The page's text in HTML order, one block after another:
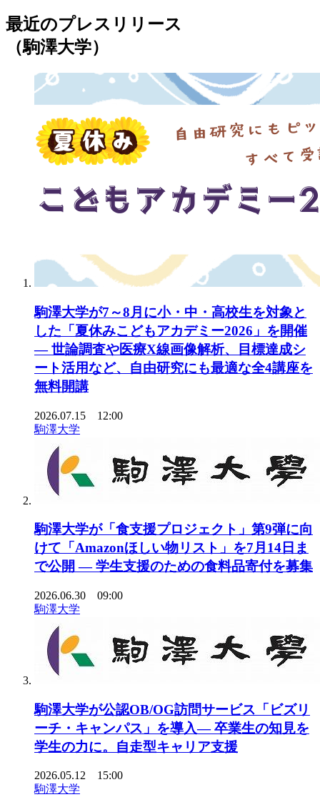
最近のプレスリリース
（駒澤大学）
駒澤大学が7～8月に小・中・高校生を対象と
した「夏休みこどもアカデミー2026」を開催
— 世論調査や医療X線画像解析、目標達成シ
ート活用など、自由研究にも最適な全4講座を
無料開講
2026.07.15 12:00
駒澤大学
駒澤大学が「食支援プロジェクト」第9弾に向
けて「Amazonほしい物リスト」を7月14日ま
で公開 ― 学生支援のための食料品寄付を募集
2026.06.30 09:00
駒澤大学
駒澤大学が公認OB/OG訪問サービス「ビズリ
ーチ・キャンパス」を導入― 卒業生の知見を
学生の力に。自走型キャリア支援
2026.05.12 15:00
駒澤大学